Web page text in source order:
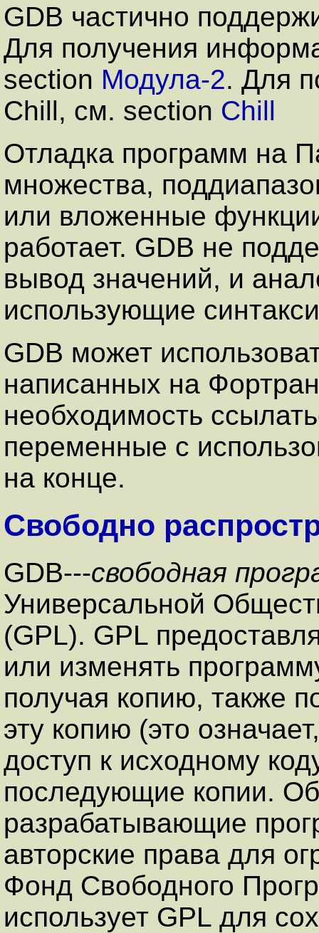
GDB частично
Для получения
section Модула-2. Для
Chill, см. section Chill
Отладка программ на
множества,
или вложенные
работает. GDB не
вывод значений, и
использующие
GDB может
написанных на
необходимость
переменные с
на конце.
Свободно
GDB---свободная
Универсальной
(GPL). GPL
или изменять
получая копию, также
эту копию (это
доступ к исходному
последующие копии.
разрабатывающие
авторские права для
Фонд Свободного
использует GPL для